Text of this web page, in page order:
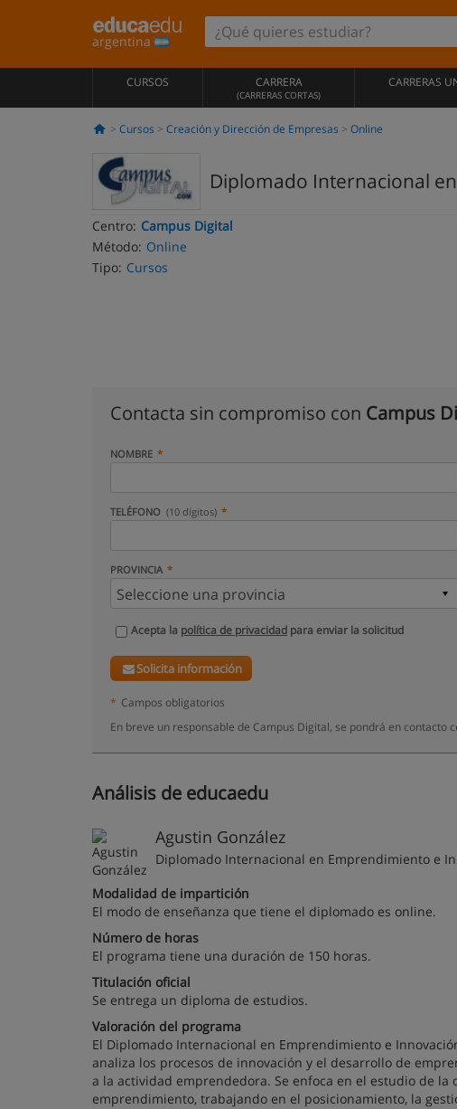
argentina
CURSOS CARRERA
(CARRERAS CORTAS)
CARRERAS
Cursos Creación y Dirección de Empresas Online
Diplomado Internacional
Centro: Campus Digital
Método: Online
Tipo: Cursos
Contacta sin compromiso con Campus
NOMBRE
TELÉFONO (10 dígitos)
PROVINCIA
Acepta la política de privacidad para enviar la solicitud
Solicita información
* Campos obligatorios
En breve un responsable de Campus Digital, se pondrá en contacto
Análisis de educaedu
Agustin González
Diplomado Internacional en Emprendimiento e
Modalidad de impartición
El modo de enseñanza que tiene el diplomado es online.
Número de horas
El programa tiene una duración de 150 horas.
Titulación oficial
Se entrega un diploma de estudios.
Valoración del programa
El Diplomado Internacional en Emprendimiento e
analiza los procesos de innovación y el desarrollo de
a la actividad emprendedora. Se enfoca en el estudio de
emprendimiento, trabajando en el posicionamiento, la